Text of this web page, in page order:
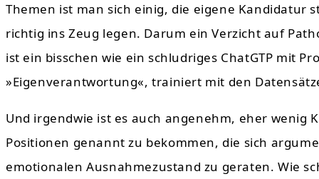
Themen ist man sich einig, die eigene Kandidatur
richtig ins Zeug legen. Darum ein Verzicht auf
ist ein bisschen wie ein schludriges ChatGTP mit
»Eigenverantwortung«, trainiert mit den
Und irgendwie ist es auch angenehm, eher
Positionen genannt zu bekommen, die sich
emotionalen Ausnahmezustand zu geraten. Wie